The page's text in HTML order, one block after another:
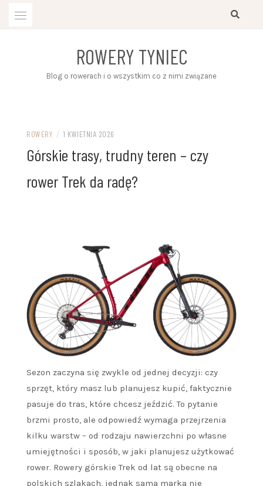
ROWERY TYNIEC
Blog o rowerach i o wszystkim co z nimi związane
ROWERY / 1 KWIETNIA 2026
Górskie trasy, trudny teren – czy
rower Trek da radę?
Sezon zaczyna się zwykle od jednej decyzji: czy
sprzęt, który masz lub planujesz kupić, faktycznie
pasuje do tras, które chcesz jeździć. To pytanie
brzmi prosto, ale odpowiedź wymaga przejrzenia
kilku warstw – od rodzaju nawierzchni po własne
umiejętności i sposób, w jaki planujesz użytkować
rower. Rowery górskie Trek od lat są obecne na
polskich szlakach, jednak sama marka nie